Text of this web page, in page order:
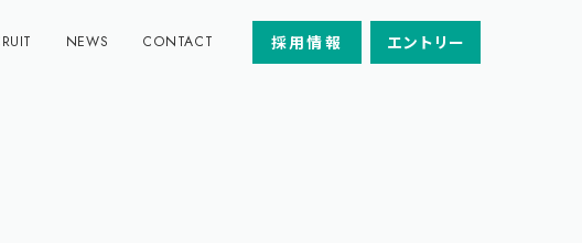
NEWS CONTACT 採用情報 エントリー